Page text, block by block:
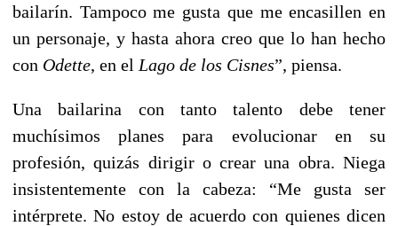
bailarín. Tampoco me gusta que me encasillen en
un personaje, y hasta ahora creo que lo han hecho
con Odette, en el Lago de los Cisnes”, piensa.
Una bailarina con tanto talento debe tener
muchísimos planes para evolucionar en su
profesión, quizás dirigir o crear una obra. Niega
insistentemente con la cabeza: “Me gusta ser
intérprete. No estoy de acuerdo con quienes dicen